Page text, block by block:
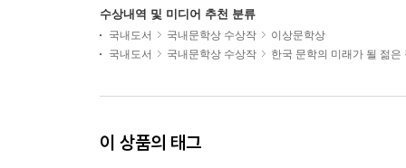
수상내역 및 미디어 추천 분류
국내도서 국내문학상 수상작
이상문학상
국내도서
국내문학상 수상작 한국 문학의 미래가 될 젊은
이 상품의 태그